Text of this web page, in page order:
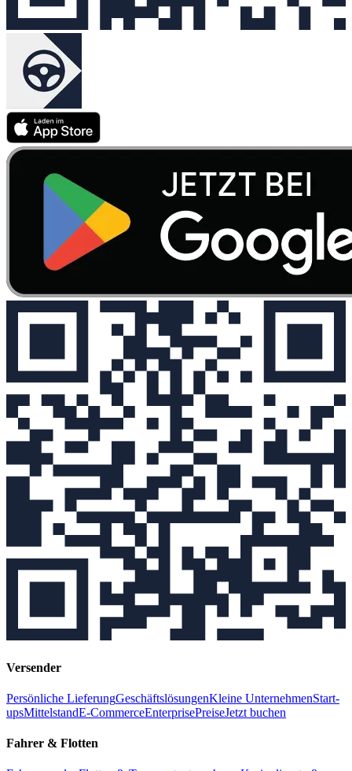
Versender
Persönliche LieferungGeschäftslösungenKleine UnternehmenStart-
upsMittelstandE-CommerceEnterprisePreiseJetzt buchen
Fahrer & Flotten